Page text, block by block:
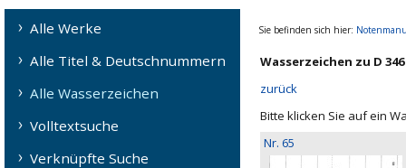
Alle Werke
Alle Titel & Deutschnummern
Alle Wasserzeichen
Volltextsuche
Verknüpfte Suche
Sie befinden sich hier:
Wasserzeichen zu D
zurück
Bitte klicken Sie auf ein
Nr. 65